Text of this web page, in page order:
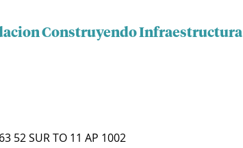
Construyendo Infraestructura
52 SUR TO 11 AP 1002